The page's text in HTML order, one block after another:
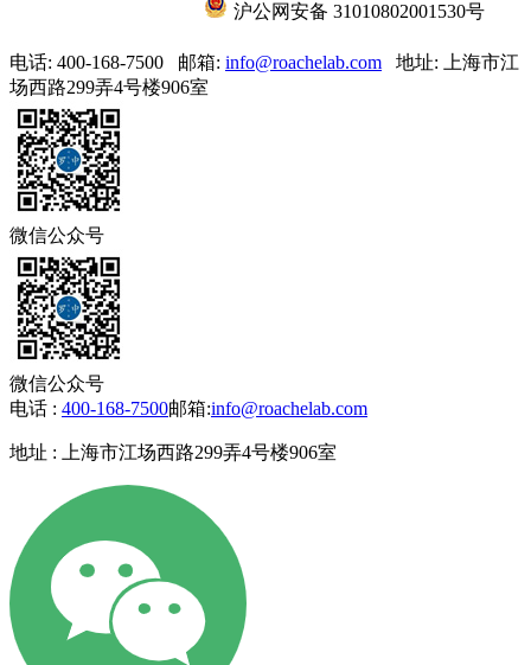
沪公网安备 31010802001530号
电话: 400-168-7500 邮箱: info@roachelab.com‍
地址: 上海市江
场西路299弄4号楼906室
微信公众号
微信公众号
电话 : 400-168-7500邮箱:info@roachelab.com‍
地址 : 上海市江场西路299弄4号楼906室